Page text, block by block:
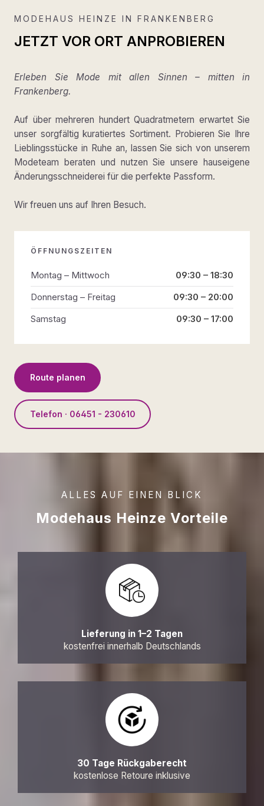
MODEHAUS HEINZE IN FRANKENBERG
JETZT VOR ORT ANPROBIEREN
Erleben Sie Mode mit allen Sinnen – mitten in
Frankenberg.
Auf über mehreren hundert Quadratmetern erwartet Sie
unser sorgfältig kuratiertes Sortiment. Probieren Sie Ihre
Lieblingsstücke in Ruhe an, lassen Sie sich von unserem
Modeteam beraten und nutzen Sie unsere hauseigene
Änderungsschneiderei für die perfekte Passform.
Wir freuen uns auf Ihren Besuch.
ÖFFNUNGSZEITEN
Montag – Mittwoch
09:30 – 18:30
Donnerstag – Freitag
09:30 – 20:00
Samstag
09:30 – 17:00
Route planen
Telefon · 06451 - 230610
ALLES AUF EINEN BLICK
Modehaus Heinze Vorteile
Lieferung in 1–2 Tagen
kostenfrei innerhalb Deutschlands
30 Tage Rückgaberecht
kostenlose Retoure inklusive